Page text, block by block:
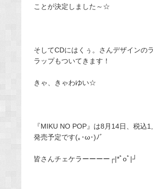
ことが決定しました～☆
そしてCDにはくぅ。さんデザインの
ラップもついてきます！
きゃ、きゃわゆい☆
『MIKU NO POP』は8月14日、税込
発売予定です(｡･ω･)ﾉﾞ
皆さんチェケラーーーー┌|*ﾟoﾟ|┘